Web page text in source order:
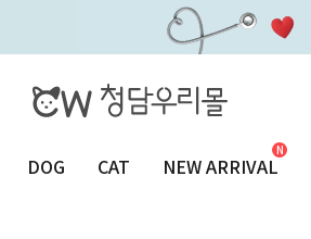
DOG CAT NEW ARRIVAL